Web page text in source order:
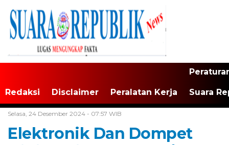
Redaksi Disclaimer Peralatan Kerja Suara
Selasa, 24 Desember 2024 - 07:57 WIB
Elektronik Dan Dompet